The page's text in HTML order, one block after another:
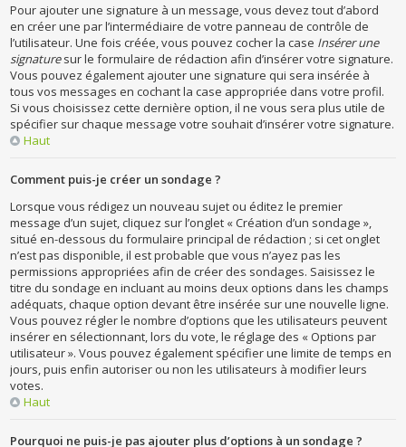
Pour ajouter une signature à un message, vous devez tout d’abord
en créer une par l’intermédiaire de votre panneau de contrôle de
l’utilisateur. Une fois créée, vous pouvez cocher la case Insérer une
signaturesur le formulaire de rédaction afin d’insérer votre signature.
Vous pouvez également ajouter une signature qui sera insérée à
tous vos messages en cochant la case appropriée dans votre profil.
Si vous choisissez cette dernière option, il ne vous sera plus utile de
spécifier sur chaque message votre souhait d’insérer votre signature.
Haut
Comment puis-je créer un sondage ?
Lorsque vous rédigez un nouveau sujet ou éditez le premier
message d’un sujet, cliquez sur l’onglet « Création d’un sondage »,
situé en-dessous du formulaire principal de rédaction ; si cet onglet
n’est pas disponible, il est probable que vous n’ayez pas les
permissions appropriées afin de créer des sondages. Saisissez le
titre du sondage en incluant au moins deux options dans les champs
adéquats, chaque option devant être insérée sur une nouvelle ligne.
Vous pouvez régler le nombre d’options que les utilisateurs peuvent
insérer en sélectionnant, lors du vote, le réglage des « Options par
utilisateur ». Vous pouvez également spécifier une limite de temps en
jours, puis enfin autoriser ou non les utilisateurs à modifier leurs
votes.
Haut
Pourquoi ne puis-je pas ajouter plus d’options à un sondage ?